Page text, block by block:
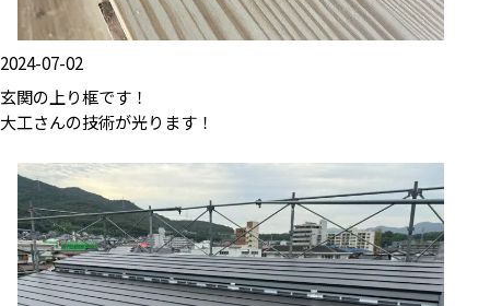
2024-07-02
玄関の上り框です！
大工さんの技術が光ります！